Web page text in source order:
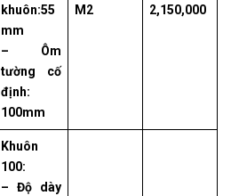
khuôn:55
mm
– Ôm
tường cố
định:
100mm
M2 2,150,000
Khuôn
100:
– Độ dày